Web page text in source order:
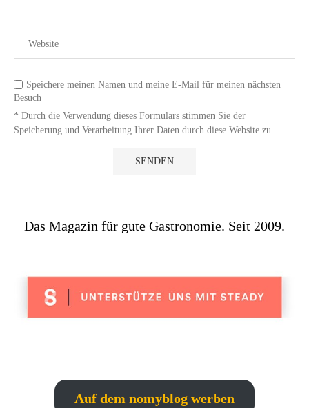
Speichere meinen Namen und meine E-Mail für meinen nächsten
Besuch
* Durch die Verwendung dieses Formulars stimmen Sie der
Speicherung und Verarbeitung Ihrer Daten durch diese Website zu.
Das Magazin für gute Gastronomie. Seit 2009.
Auf dem nomyblog werben